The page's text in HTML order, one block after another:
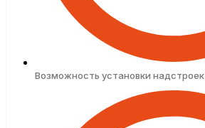
Возможность установки надстроек